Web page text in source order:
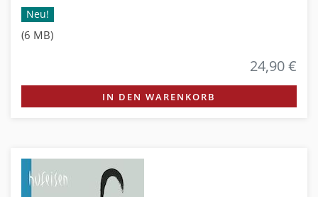
Neu!
(6 MB)
24,90 €
IN DEN WARENKORB